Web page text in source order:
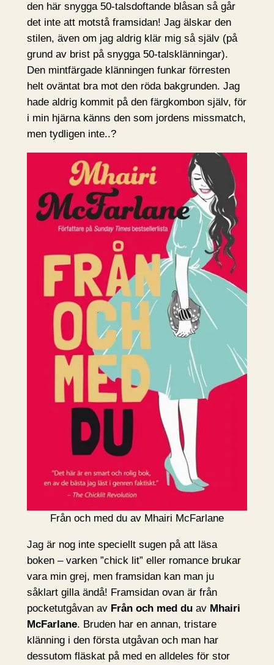
den här snygga 50-talsdoftande blåsan så går
det inte att motstå framsidan! Jag älskar den
stilen, även om jag aldrig klär mig så själv (på
grund av brist på snygga 50-talsklänningar).
Den mintfärgade klänningen funkar förresten
helt oväntat bra mot den röda bakgrunden. Jag
hade aldrig kommit på den färgkombon själv, för
i min hjärna känns den som jordens missmatch,
men tydligen inte..?
Från och med du av Mhairi McFarlane
Jag är nog inte speciellt sugen på att läsa
boken – varken ”chick lit” eller romance brukar
vara min grej, men framsidan kan man ju
såklart gilla ändå! Framsidan ovan är från
pocketutgåvan av Från och med duav Mhairi
McFarlane. Bruden har en annan, tristare
klänning i den första utgåvan och man har
dessutom fläskat på med en alldeles för stor